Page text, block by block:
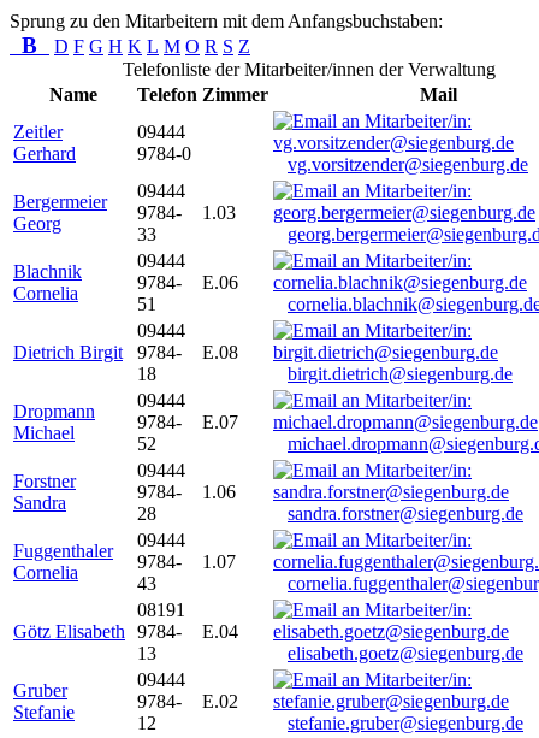
Sprung zu den Mitarbeitern mit dem Anfangsbuchstaben:
B D F G H K L M O R S Z
Telefonliste der Mitarbeiter/innen der Verwaltung
Name
Telefon Zimmer
Mail
Zeitler
Gerhard
09444
9784-0
vg.vorsitzender@siegenburg.de
Bergermeier
Georg
09444
9784-
33
1.03
Blachnik
Cornelia
09444
9784-
51
E.06
Dietrich Birgit
09444
9784-
18
E.08
birgit.dietrich@siegenburg.de
Dropmann
Michael
09444
9784-
52
E.07
Forstner
Sandra
09444
9784-
28
1.06
sandra.forstner@siegenburg.de
Fuggenthaler
Cornelia
09444
9784-
43
1.07
Götz Elisabeth
08191
9784-
13
E.04
elisabeth.goetz@siegenburg.de
Gruber
Stefanie
09444
9784-
12
E.02
stefanie.gruber@siegenburg.de